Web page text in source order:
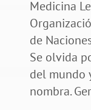
Medicina
de
Se olvida
del mundo
nombra.